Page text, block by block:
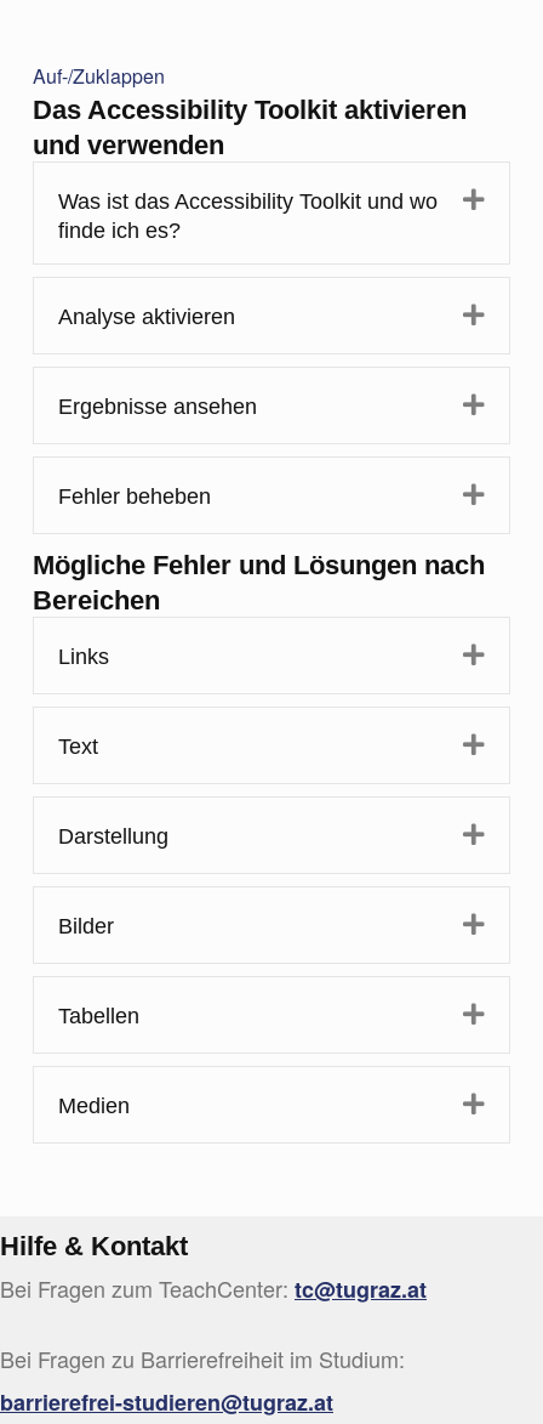
Auf-/Zuklappen
Das Accessibility Toolkit aktivieren
und verwenden
Was ist das Accessibility Toolkit und wo
finde ich es?
Analyse aktivieren
Ergebnisse ansehen
Fehler beheben
Mögliche Fehler und Lösungen nach
Bereichen
Links
Text
Darstellung
Bilder
Tabellen
Medien
Hilfe & Kontakt
Bei Fragen zum TeachCenter: tc@tugraz.at
Bei Fragen zu Barrierefreiheit im Studium:
barrierefrei-studieren@tugraz.at